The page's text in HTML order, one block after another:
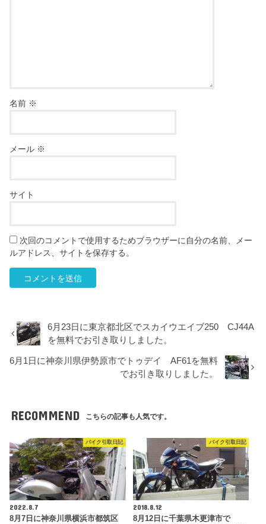
名前 ※
メール ※
サイト
次回のコメントで使用するためブラウザーに自分の名前、メー
ルアドレス、サイトを保存する。
6月23日に東京都北区でスカイウエイブ250 CJ44A
を無料でお引き取りしました。
6月1日に神奈川県伊勢原市でトゥデイ AF61を無料
でお引き取りしました。
RECOMMEND こちらの記事も人気です。
バイク引取日記
2022.8.7
8月7日に神奈川県横浜市都筑区
バイク引取日記
2018.8.12
8月12日に千葉県木更津市で